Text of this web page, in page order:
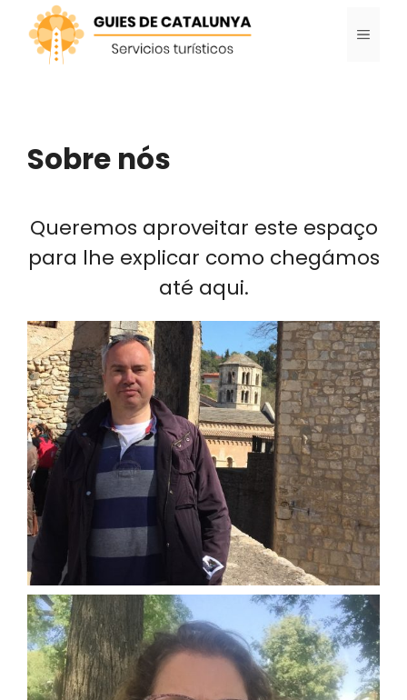
Saltar
para
MENU
Sobre nós
Queremos aproveitar este espaço
para lhe explicar como chegámos
até aqui.